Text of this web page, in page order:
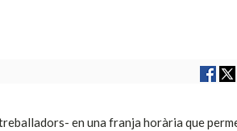
en una franja horària que